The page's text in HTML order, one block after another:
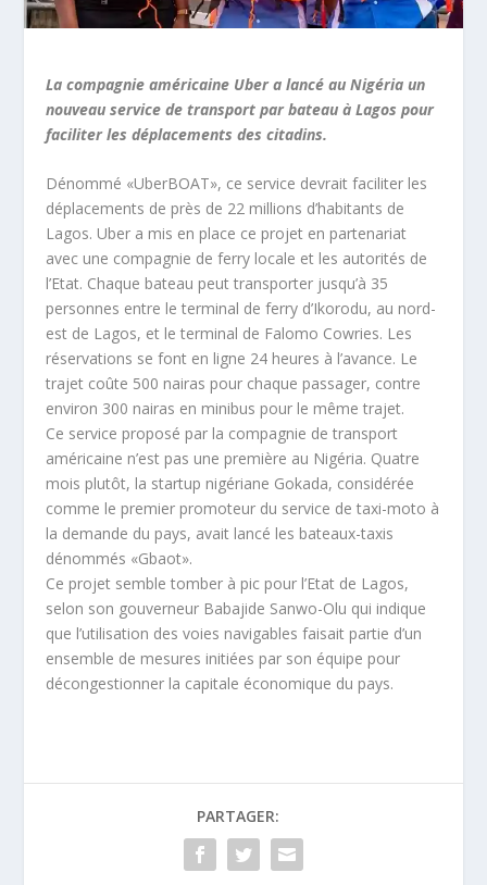
La compagnie américaine Uber a lancé au Nigéria un
nouveau service de transport par bateau à Lagos pour
faciliter les déplacements des citadins.
Dénommé «UberBOAT», ce service devrait faciliter les
déplacements de près de 22 millions d’habitants de
Lagos. Uber a mis en place ce projet en partenariat
avec une compagnie de ferry locale et les autorités de
l’Etat. Chaque bateau peut transporter jusqu’à 35
personnes entre le terminal de ferry d’Ikorodu, au nord-
est de Lagos, et le terminal de Falomo Cowries. Les
réservations se font en ligne 24 heures à l’avance. Le
trajet coûte 500 nairas pour chaque passager, contre
environ 300 nairas en minibus pour le même trajet.
Ce service proposé par la compagnie de transport
américaine n’est pas une première au Nigéria. Quatre
mois plutôt, la startup nigériane Gokada, considérée
comme le premier promoteur du service de taxi-moto à
la demande du pays, avait lancé les bateaux-taxis
dénommés «Gbaot».
Ce projet semble tomber à pic pour l’Etat de Lagos,
selon son gouverneur Babajide Sanwo-Olu qui indique
que l’utilisation des voies navigables faisait partie d’un
ensemble de mesures initiées par son équipe pour
décongestionner la capitale économique du pays.
PARTAGER: